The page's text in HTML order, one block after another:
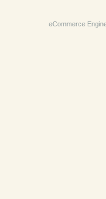
eCommerce